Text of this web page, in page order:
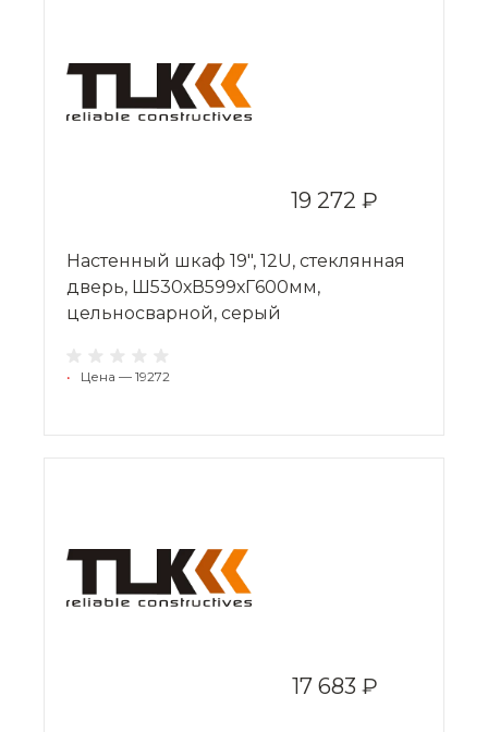
19 272 ₽
Настенный шкаф 19", 12U, стеклянная
дверь, Ш530хВ599хГ600мм,
цельносварной, серый
• Цена — 19272
17 683 ₽